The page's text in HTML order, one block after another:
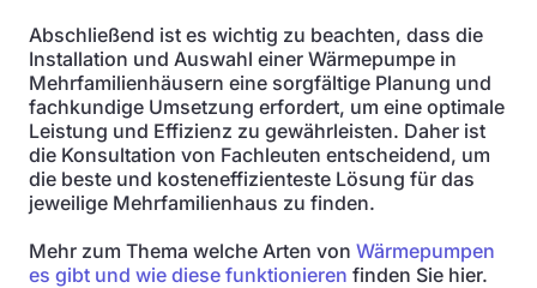
Abschließend ist es wichtig zu beachten, dass die
Installation und Auswahl einer Wärmepumpe in
Mehrfamilienhäusern eine sorgfältige Planung und
fachkundige Umsetzung erfordert, um eine optimale
Leistung und Effizienz zu gewährleisten. Daher ist
die Konsultation von Fachleuten entscheidend, um
die beste und kosteneffizienteste Lösung für das
jeweilige Mehrfamilienhaus zu finden.
Mehr zum Thema welche Arten von Wärmepumpen
es gibt und wie diese funktionieren finden Sie hier.